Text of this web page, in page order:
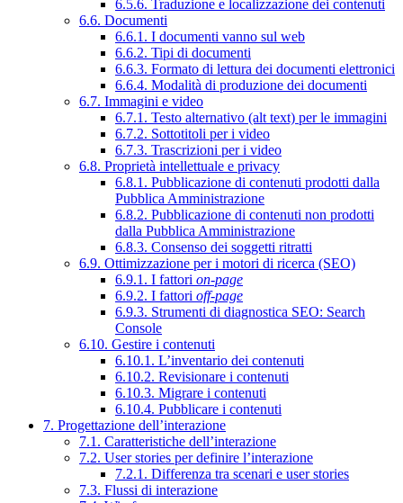
6.5.6. Traduzione e localizzazione dei contenuti
6.6. Documenti
6.6.1. I documenti vanno sul web
6.6.2. Tipi di documenti
6.6.3. Formato di lettura dei documenti elettronici
6.6.4. Modalità di produzione dei documenti
6.7. Immagini e video
6.7.1. Testo alternativo (alt text) per le immagini
6.7.2. Sottotitoli per i video
6.7.3. Trascrizioni per i video
6.8. Proprietà intellettuale e privacy
6.8.1. Pubblicazione di contenuti prodotti dalla
Pubblica Amministrazione
6.8.2. Pubblicazione di contenuti non prodotti
dalla Pubblica Amministrazione
6.8.3. Consenso dei soggetti ritratti
6.9. Ottimizzazione per i motori di ricerca (SEO)
6.9.1. I fattori on-page
6.9.2. I fattori off-page
6.9.3. Strumenti di diagnostica SEO: Search
Console
6.10. Gestire i contenuti
6.10.1. L’inventario dei contenuti
6.10.2. Revisionare i contenuti
6.10.3. Migrare i contenuti
6.10.4. Pubblicare i contenuti
7. Progettazione dell’interazione
7.1. Caratteristiche dell’interazione
7.2. User stories per definire l’interazione
7.2.1. Differenza tra scenari e user stories
7.3. Flussi di interazione